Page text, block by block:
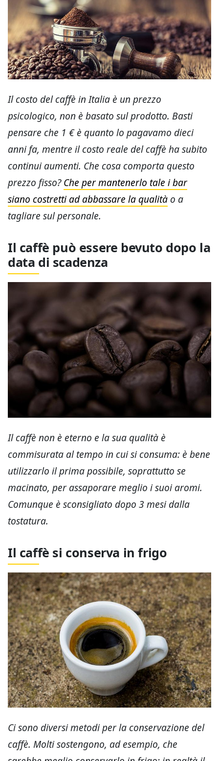
Il costo del caffè in Italia è un prezzo
psicologico, non è basato sul prodotto. Basti
pensare che 1 € è quanto lo pagavamo dieci
anni fa, mentre il costo reale del caffè ha subito
continui aumenti. Che cosa comporta questo
prezzo fisso?Che per mantenerlo tale i bar
siano costretti ad abbassare la qualità o a
tagliare sul personale.
Il caffè può essere bevuto dopo la
data di scadenza
Il caffè non è eterno e la sua qualità è
commisurata al tempo in cui si consuma: è bene
utilizzarlo il prima possibile, soprattutto se
macinato, per assaporare meglio i suoi aromi.
Comunque è sconsigliato dopo 3 mesi dalla
tostatura.
Il caffè si conserva in frigo
Ci sono diversi metodi per la conservazione del
caffè. Molti sostengono, ad esempio, che